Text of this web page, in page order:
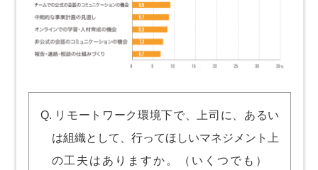
Q. リモートワーク環境下で、上司に、あるい
は組織として、行ってほしいマネジメント上
の工夫はありますか。（いくつでも）